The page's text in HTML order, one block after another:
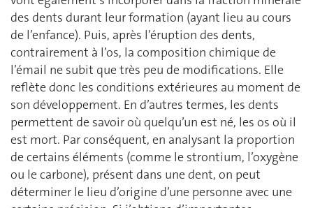
des dents durant leur formation (ayant lieu au cours
de l’enfance). Puis, après l’éruption des dents,
contrairement à l’os, la composition chimique de
l’émail ne subit que très peu de modifications. Elle
reflète donc les conditions extérieures au moment de
son développement. En d’autres termes, les dents
permettent de savoir où quelqu’un est né, les os où il
est mort. Par conséquent, en analysant la proportion
de certains éléments (comme le strontium, l’oxygène
ou le carbone), présent dans une dent, on peut
déterminer le lieu d’origine d’une personne avec une